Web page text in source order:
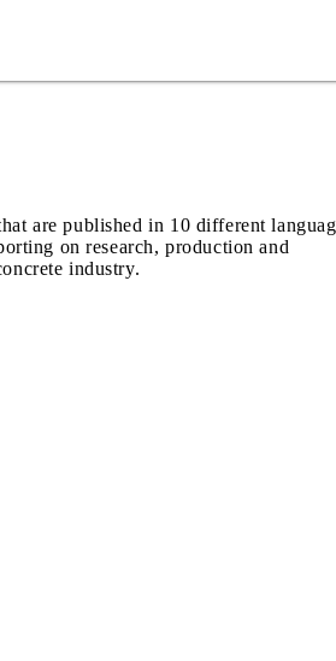
are published in 10 different
on research, production and
industry.